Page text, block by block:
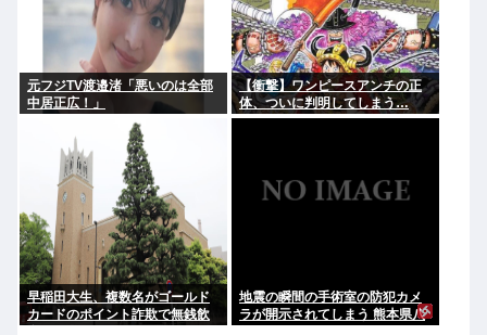
元フジTV渡邉渚「悪いのは全部
中居正広！」
【衝撃】ワンピースアンチの正
体、ついに判明してしまう…
早稲田大生、複数名がゴールド
カードのポイント詐欺で無銭飲
地震の瞬間の手術室の防犯カメ
ラが開示されてしまう 熊本県八